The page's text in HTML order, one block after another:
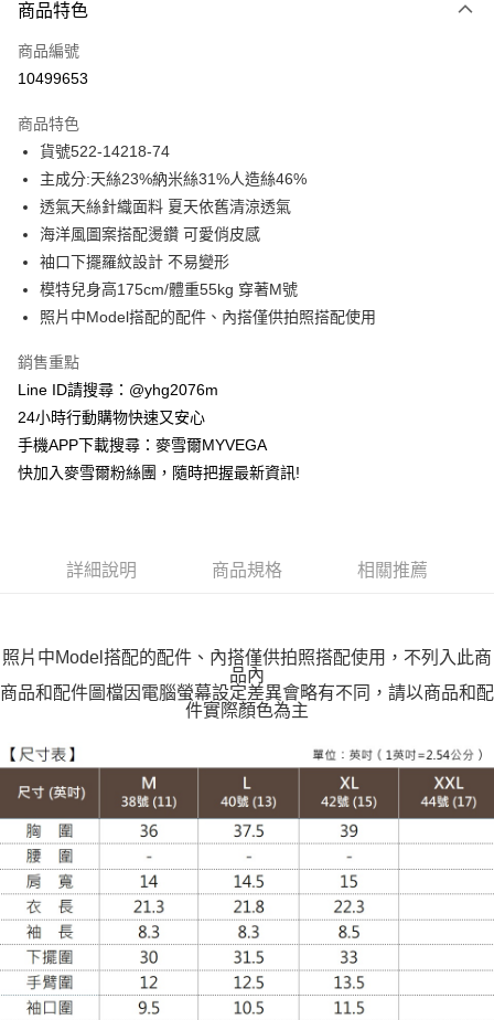
信用卡一次付款
信用卡分期付款
合作金庫商業銀行
華南商業銀行
上海商業儲蓄銀行
台北富邦商業銀行
國泰世華商業銀行
兆豐國際商業銀行
臺灣中小企業銀行
匯豐（台灣）商業銀行
聯邦商業銀行
元大商業銀行
永豐商業銀行
玉山商業銀行
星展（台灣）商業銀行
台灣樂天信用卡公司
超商取貨付款
LINE Pay
Apple Pay
街口支付
貨到付款
運送方式
全家取貨付款
每筆NT$100，滿NT$599(含以上)免運費
每筆NT$100，滿NT$988(含以上)免運費
付款後萊爾富取貨
每筆NT$100，滿NT$988(含以上)免運費
7-11取貨付款
每筆NT$100，滿NT$988(含以上)免運費
付款後7-11取貨
每筆NT$100，滿NT$988(含以上)免運費
大嘴鳥宅配通
每筆NT$100，滿NT$988(含以上)免運費
貨到付款
每筆NT$120
商品特色
商品編號
10499653
商品特色
貨號522-14218-74
主成分:天絲23%納米絲31%人造絲46%
透氣天絲針織面料 夏天依舊清涼透氣
海洋風圖案搭配燙鑽 可愛俏皮感
袖口下擺羅紋設計 不易變形
模特兒身高175cm/體重55kg 穿著M號
照片中Model搭配的配件、內搭僅供拍照搭配使用
銷售重點
Line ID請搜尋：@yhg2076m
24小時行動購物快速又安心
手機APP下載搜尋：麥雪爾MYVEGA
快加入麥雪爾粉絲團，隨時把握最新資訊!
詳細說明 商品規格 相關推薦
照片中Model搭配的配件、內搭僅供拍照搭配使用，不列入此商
品內
商品和配件圖檔因電腦螢幕設定差異會略有不同，請以商品和配
件實際顏色為主